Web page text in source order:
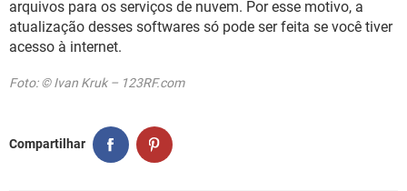
arquivos para os serviços de nuvem. Por esse motivo, a
atualização desses softwares só pode ser feita se você tiver
acesso à internet.
Foto: © Ivan Kruk – 123RF.com
Compartilhar